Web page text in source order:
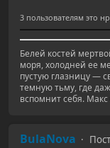
3 пользователям это
Белей костей
моря, холодней ее
пустую глазницу —
темную тьму, где
вспомнит себя.
BulaNova